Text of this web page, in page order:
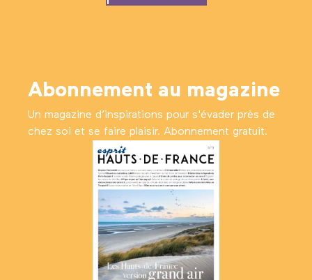
Abonnement au magazine
Un magazine d’inspirations pour s'évader près de
chez soi et se faire plaisir. Abonnement gratuit.